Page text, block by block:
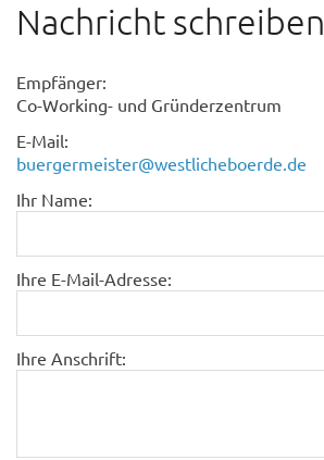
Nachricht schreiben
Empfänger:
Co-Working- und Gründerzentrum
E-Mail:
buergermeister@westlicheboerde.de
Ihr Name:
Ihre E-Mail-Adresse:
Ihre Anschrift: